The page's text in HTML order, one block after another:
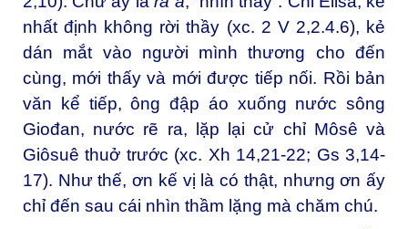
nhất định không rời thầy (xc. 2 V 2,2.4.6), kẻ
dán mắt vào người mình thương cho đến
cùng, mới thấy và mới được tiếp nối. Rồi bản
văn kể tiếp, ông đập áo xuống nước sông
Giođan, nước rẽ ra, lặp lại cử chỉ Môsê và
Giôsuê thuở trước (xc. Xh 14,21-22; Gs 3,14-
17). Như thế, ơn kế vị là có thật, nhưng ơn ấy
chỉ đến sau cái nhìn thầm lặng mà chăm chú.